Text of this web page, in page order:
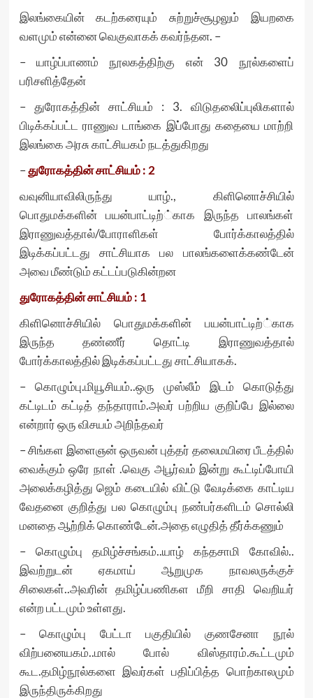
இலங்கையின் கடற்கரையும் சுற்றுச்சூழலும் இயறகை
வளமும் என்னை வெகுவாகக் கவர்ந்தன. –
– யாழ்ப்பாணம் நூலகத்திற்கு என் 30 நூல்களைப்
பரிசளித்தேன்
– துரோகத்தின் சாட்சியம் : 3. விடுதலைிப்புலிகளால்
பிடிக்கப்பட்ட ராணுவ டாங்கை இப்போது கதையை மாற்றி
இலங்கை அரசு காட்சியகம் நடத்துகிறது
–துரோகத்தின் சாட்சியம் : 2
வவுனியாவிலிருந்து யாழ்., கிளினொச்சியில்
பொதுமக்களின் பயன்பாட்டிற்்காக இருந்த பாலங்கள்
இராணுவத்தால்/போராளிகள் போர்க்காலத்தில்
இடிக்கப்பட்டது சாட்சியாக பல பாலங்களைக்கண்டேன்
அவை மீண்டும் கட்டப்படுகின்றன
துரோகத்தின் சாட்சியம் : 1
கிளினொச்சியில் பொதுமக்களின் பயன்பாட்டிற்்காக
இருந்த தண்ணீர் தொட்டி இராணுவத்தால்
போர்க்காலத்தில் இடிக்கப்பட்டது சாட்சியாகக்.
– கொழும்பு.மியூசியம்..ஒரு முஸ்லீம் இடம் கொடுத்து
கட்டிடம் கட்டித் தந்தாராம்.அவர் பற்றிய குறிப்பே இல்லை
என்றார் ஒரு விசயம் அறிந்தவர்
– சிங்கள இளைஞன் ஒருவன் புத்தர் தலைமயிரை பீடத்தில்
வைக்கும் ஒரே நாள் .வெகு அபூர்வம் இன்று கூட்டிப்போயி
அலைக்கழித்து ஜெம் கடையில் விட்டு வேடிக்கை காட்டிய
வேதனை குறித்து பல கொழும்பு நண்பர்களிடம் சொல்லி
மனதை ஆற்றிக் கொண்டேன்.அதை எழுதித் தீர்க்கணும்
– கொழும்பு தமிழ்ச்சங்கம்..யாழ் கந்தசாமி கோவில்..
இவற்றுடன் ஏகமாய் ஆறுமுக நாவலருக்குச்
சிலைகள்..அவரின் தமிழ்ப்பணிகள மீறி சாதி வெறியர்
என்ற பட்டமும் உள்ளது.
– கொழும்பு பேட்டா பகுதியில் குணசேனா நூல்
விற்பனையகம்..மால் போல் விஸ்தாரம்.கூட்டமும்
கூட.தமிழ்நூல்களை இவர்கள் பதிப்பித்த பொற்காலமும்
இருந்திருக்கிறது